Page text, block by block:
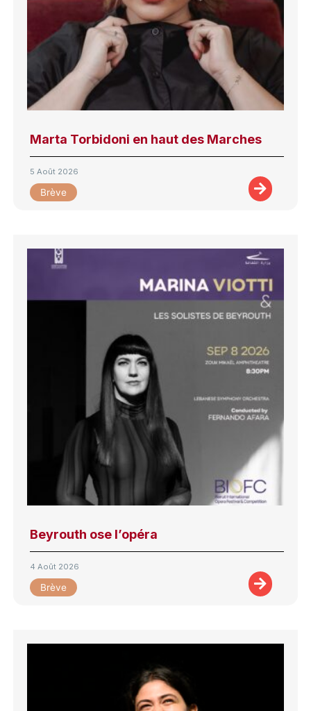
Marta Torbidoni en haut des Marches
5 Août 2026
Brève
Beyrouth ose l’opéra
4 Août 2026
Brève